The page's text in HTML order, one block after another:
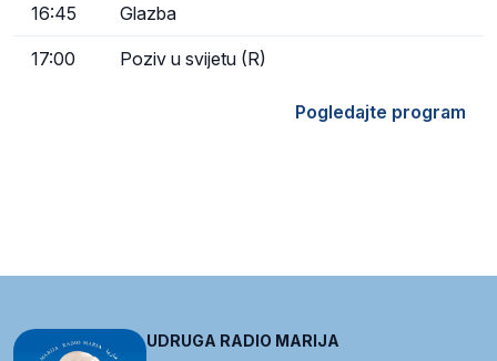
16:45 Glazba
17:00 Poziv u svijetu (R)
Pogledajte program
UDRUGA RADIO MARIJA